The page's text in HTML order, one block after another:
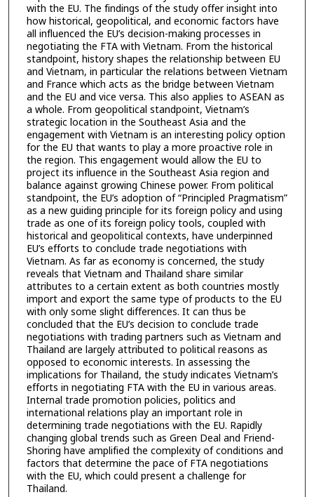
with the EU. The findings of the study offer insight into
how historical, geopolitical, and economic factors have
all influenced the EU’s decision-making processes in
negotiating the FTA with Vietnam. From the historical
standpoint, history shapes the relationship between EU
and Vietnam, in particular the relations between Vietnam
and France which acts as the bridge between Vietnam
and the EU and vice versa. This also applies to ASEAN as
a whole. From geopolitical standpoint, Vietnam’s
strategic location in the Southeast Asia and the
engagement with Vietnam is an interesting policy option
for the EU that wants to play a more proactive role in
the region. This engagement would allow the EU to
project its influence in the Southeast Asia region and
balance against growing Chinese power. From political
standpoint, the EU’s adoption of “Principled Pragmatism”
as a new guiding principle for its foreign policy and using
trade as one of its foreign policy tools, coupled with
historical and geopolitical contexts, have underpinned
EU’s efforts to conclude trade negotiations with
Vietnam. As far as economy is concerned, the study
reveals that Vietnam and Thailand share similar
attributes to a certain extent as both countries mostly
import and export the same type of products to the EU
with only some slight differences. It can thus be
concluded that the EU’s decision to conclude trade
negotiations with trading partners such as Vietnam and
Thailand are largely attributed to political reasons as
opposed to economic interests. In assessing the
implications for Thailand, the study indicates Vietnam’s
efforts in negotiating FTA with the EU in various areas.
Internal trade promotion policies, politics and
international relations play an important role in
determining trade negotiations with the EU. Rapidly
changing global trends such as Green Deal and Friend-
Shoring have amplified the complexity of conditions and
factors that determine the pace of FTA negotiations
with the EU, which could present a challenge for
Thailand.